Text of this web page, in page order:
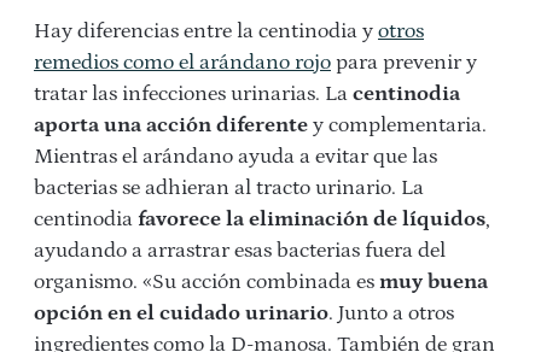
Hay diferencias entre la centinodia y otros
remedios como el arándano rojo para prevenir y
tratar las infecciones urinarias. La centinodia
aporta una acción diferente y complementaria.
Mientras el arándano ayuda a evitar que las
bacterias se adhieran al tracto urinario. La
centinodia favorece la eliminación de líquidos,
ayudando a arrastrar esas bacterias fuera del
organismo. «Su acción combinada es muy buena
opción en el cuidado urinario. Junto a otros
ingredientes como la D-manosa. También de gran